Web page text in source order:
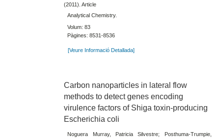
(2011). Article
Analytical Chemistry.
Volum: 83
Pàgines: 8531-8536
[Veure Informació Detallada]
Carbon nanoparticles in lateral flow
methods to detect genes encoding
virulence factors of Shiga toxin-producing
Escherichia coli
Noguera Murray, Patricia Silvestre; Posthuma-Trumpie,